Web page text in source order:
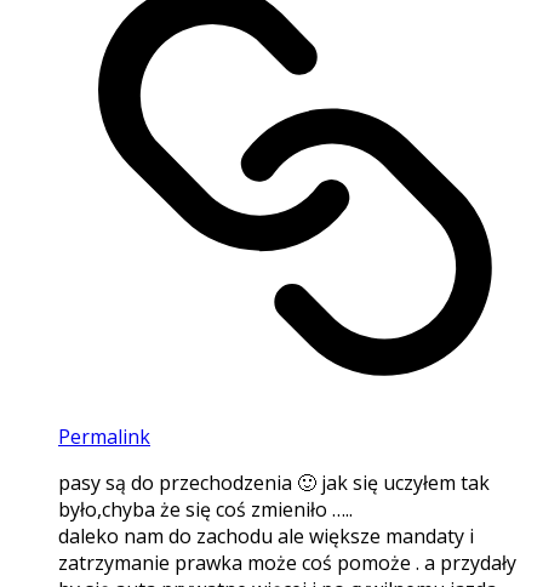
Permalink
pasy są do przechodzenia 🙂 jak się uczyłem tak
było,chyba że się coś zmieniło …..
daleko nam do zachodu ale większe mandaty i
zatrzymanie prawka może coś pomoże . a przydały